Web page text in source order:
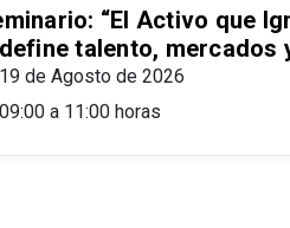
“El Activo que
talento, mercados
19 de Agosto de 2026
09:00 a 11:00 horas